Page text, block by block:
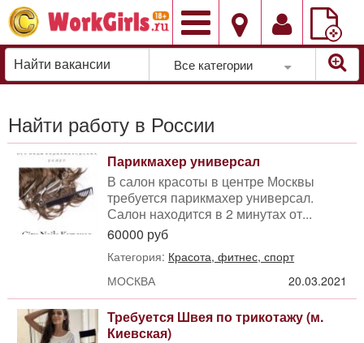
Добавить
вакансию
Все категории
Найти работу в России
Парикмахер универсал
В салон красоты в центре Москвы
требуется парикмахер универсал.
Салон находится в 2 минутах от...
60000 руб
Категория: Красота, фитнес, спорт
МОСКВА
20.03.2021
Требуется Швея по трикотажу (м.
Киевская)